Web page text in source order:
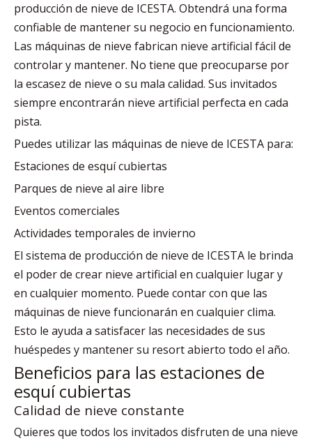
producción de nieve de ICESTA. Obtendrá una forma
confiable de mantener su negocio en funcionamiento.
Las máquinas de nieve fabrican nieve artificial fácil de
controlar y mantener. No tiene que preocuparse por
la escasez de nieve o su mala calidad. Sus invitados
siempre encontrarán nieve artificial perfecta en cada
pista.
Puedes utilizar las máquinas de nieve de ICESTA para:
Estaciones de esquí cubiertas
Parques de nieve al aire libre
Eventos comerciales
Actividades temporales de invierno
El sistema de producción de nieve de ICESTA le brinda
el poder de crear nieve artificial en cualquier lugar y
en cualquier momento. Puede contar con que las
máquinas de nieve funcionarán en cualquier clima.
Esto le ayuda a satisfacer las necesidades de sus
huéspedes y mantener su resort abierto todo el año.
Beneficios para las estaciones de
esquí cubiertas
Calidad de nieve constante
Quieres que todos los invitados disfruten de una nieve